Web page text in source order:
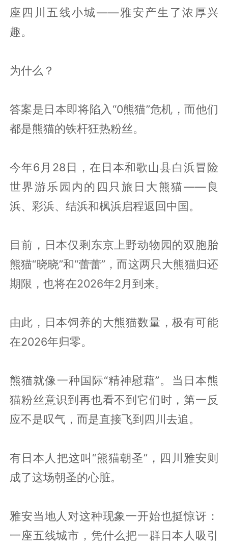
座四川五线小城——雅安产生了浓厚兴
趣。
为什么？
答案是日本即将陷入“0熊猫”危机，而他们
都是熊猫的铁杆狂热粉丝。
今年6月28日，在日本和歌山县白浜冒险
世界游乐园内的四只旅日大熊猫——良
浜、彩浜、结浜和枫浜启程返回中国。
目前，日本仅剩东京上野动物园的双胞胎
熊猫“晓晓”和“蕾蕾”，而这两只大熊猫归还
期限，也将在2026年2月到来。
由此，日本饲养的大熊猫数量，极有可能
在2026年归零。
熊猫就像一种国际“精神慰藉”。当日本熊
猫粉丝意识到再也看不到它们时，第一反
应不是叹气，而是直接飞到四川去追。
有日本人把这叫“熊猫朝圣”，四川雅安则
成了这场朝圣的心脏。
雅安当地人对这种现象一开始也挺惊讶：
一座五线城市，凭什么把一群日本人吸引